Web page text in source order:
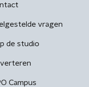
vragen
de studio
Campus